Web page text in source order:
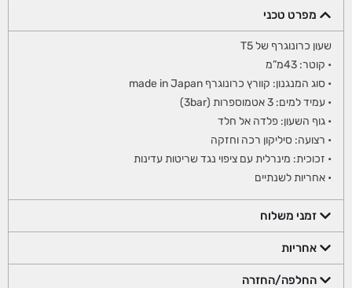
מפרט טכני
שעון כרונוגרף של T5
• קוטר: 43מ”מ
• סוג המנגנון: קוורץ כרונוגרף made in Japan
• עמיד למים: 3 אטמוספרות (3bar)
• גוף השעון: פלדה אל חלד
• רצועה: סיליקון רכה וחזקה
• זכוכית: מינרלית עם ציפוי נגד שריטות עדינות
• אחריות לשנתיים
זמני משלוח
אחריות
החלפה/החזרה